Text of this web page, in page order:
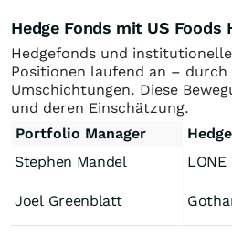
Hedge Fonds mit US
Hedgefonds und
Positionen laufend an – durch
Umschichtungen. Diese
und deren Einschätzung.
Portfolio Manager
Stephen Mandel
LONE
Joel Greenblatt